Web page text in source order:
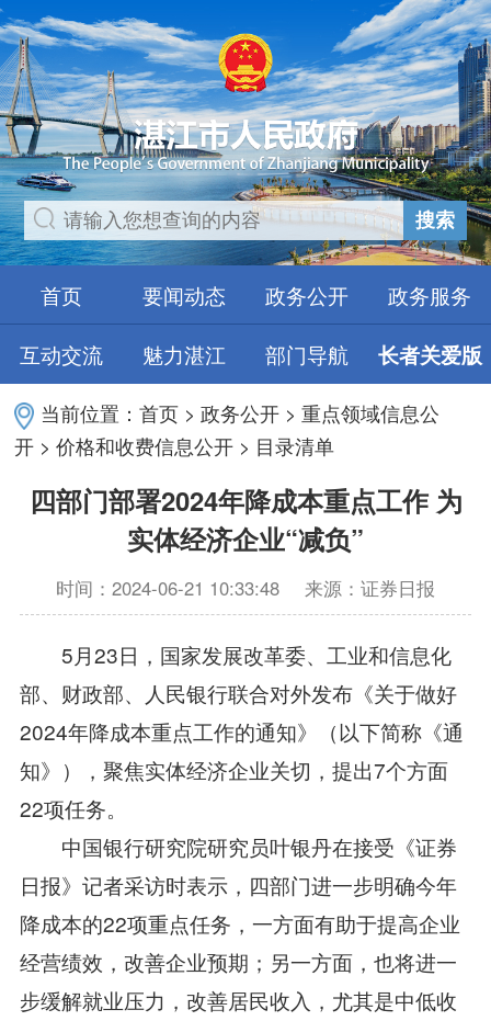
搜索
首页 要闻动态 政务公开
政务服务
互动交流
魅力湛江 部门导航 长者关爱版
当前位置：首页 >政务公开 >重点领域信息公
开 >价格和收费信息公开 > 目录清单
四部门部署2024年降成本重点工作 为
实体经济企业“减负”
时间：2024-06-21 10:33:48 来源：证券日报
5月23日，国家发展改革委、工业和信息化
部、财政部、人民银行联合对外发布《关于做好
2024年降成本重点工作的通知》（以下简称《通
知》），聚焦实体经济企业关切，提出7个方面
22项任务。
中国银行研究院研究员叶银丹在接受《证券
日报》记者采访时表示，四部门进一步明确今年
降成本的22项重点任务，一方面有助于提高企业
经营绩效，改善企业预期；另一方面，也将进一
步缓解就业压力，改善居民收入，尤其是中低收